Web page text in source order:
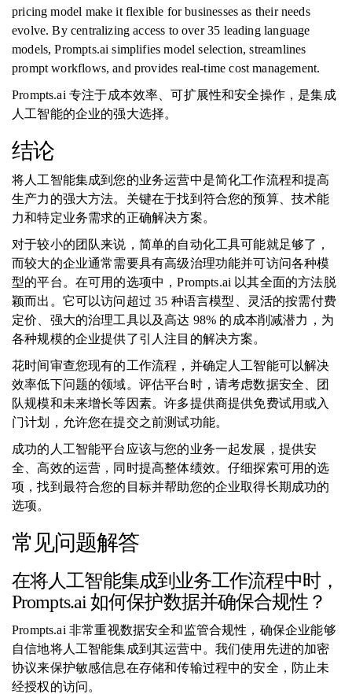
pricing model make it flexible for businesses as their needs
evolve. By centralizing access to over 35 leading language
models, Prompts.ai simplifies model selection, streamlines
prompt workflows, and provides real-time cost management.
Prompts.ai 专注于成本效率、可扩展性和安全操作，是集成
人工智能的企业的强大选择。
结论
将人工智能集成到您的业务运营中是简化工作流程和提高
生产力的强大方法。关键在于找到符合您的预算、技术能
力和特定业务需求的正确解决方案。
对于较小的团队来说，简单的自动化工具可能就足够了，
而较大的企业通常需要具有高级治理功能并可访问各种模
型的平台。在可用的选项中，Prompts.ai 以其全面的方法脱
颖而出。它可以访问超过 35 种语言模型、灵活的按需付费
定价、强大的治理工具以及高达 98% 的成本削减潜力，为
各种规模的企业提供了引人注目的解决方案。
花时间审查您现有的工作流程，并确定人工智能可以解决
效率低下问题的领域。评估平台时，请考虑数据安全、团
队规模和未来增长等因素。许多提供商提供免费试用或入
门计划，允许您在提交之前测试功能。
成功的人工智能平台应该与您的业务一起发展，提供安
全、高效的运营，同时提高整体绩效。仔细探索可用的选
项，找到最符合您的目标并帮助您的企业取得长期成功的
选项。
常见问题解答
在将人工智能集成到业务工作流程中时，
Prompts.ai 如何保护数据并确保合规性？
Prompts.ai 非常重视数据安全和监管合规性，确保企业能够
自信地将人工智能集成到其运营中。我们使用先进的加密
协议来保护敏感信息在存储和传输过程中的安全，防止未
经授权的访问。